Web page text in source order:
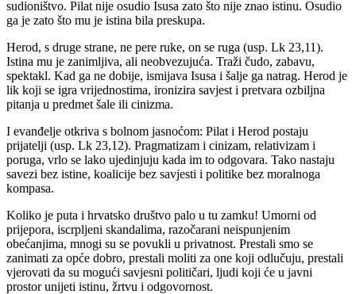
sudioništvo. Pilat nije osudio Isusa zato što nije znao istinu. Osudio
ga je zato što mu je istina bila preskupa.
Herod, s druge strane, ne pere ruke, on se ruga (usp. Lk 23,11).
Istina mu je zanimljiva, ali neobvezujuća. Traži čudo, zabavu,
spektakl. Kad ga ne dobije, ismijava Isusa i šalje ga natrag. Herod je
lik koji se igra vrijednostima, ironizira savjest i pretvara ozbiljna
pitanja u predmet šale ili cinizma.
I evanđelje otkriva s bolnom jasnoćom: Pilat i Herod postaju
prijatelji (usp. Lk 23,12). Pragmatizam i cinizam, relativizam i
poruga, vrlo se lako ujedinjuju kada im to odgovara. Tako nastaju
savezi bez istine, koalicije bez savjesti i politike bez moralnoga
kompasa.
Koliko je puta i hrvatsko društvo palo u tu zamku! Umorni od
prijepora, iscrpljeni skandalima, razočarani neispunjenim
obećanjima, mnogi su se povukli u privatnost. Prestali smo se
zanimati za opće dobro, prestali moliti za one koji odlučuju, prestali
vjerovati da su mogući savjesni političari, ljudi koji će u javni
prostor unijeti istinu, žrtvu i odgovornost.